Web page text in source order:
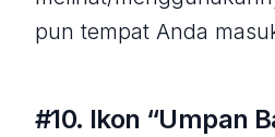
pun tempat Anda
#10. Ikon “Umpan